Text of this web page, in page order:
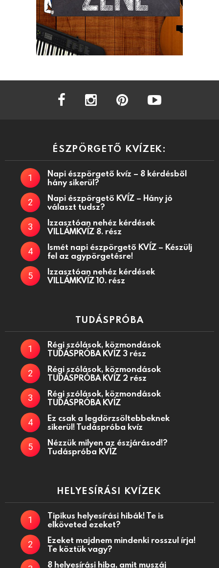
facebook instagram
ÉSZPÖRGETŐ KVÍZEK:
Napi észpörgető kvíz – 8 kérdésből
hány sikerül?
Napi észpörgető KVÍZ – Hány jó
választ tudsz?
Izzasztóan nehéz kérdések
VILLÁMKVÍZ 8. rész
Ismét napi észpörgető KVÍZ – Készülj
fel az agypörgetésre!
Izzasztóan nehéz kérdések
VILLÁMKVÍZ 10. rész
TUDÁSPRÓBA
Régi szólások, közmondások
TUDÁSPRÓBA KVÍZ 3 rész
Régi szólások, közmondások
TUDÁSPRÓBA KVÍZ 2 rész
Régi szólások, közmondások
TUDÁSPRÓBA KVÍZ
Ez csak a legdörzsöltebbeknek
sikerül! Tudáspróba kvíz
Nézzük milyen az észjárásod!?
Tudáspróba KVÍZ
HELYESÍRÁSI KVÍZEK
Tipikus helyesírási hibák! Te is
elköveted ezeket?
Ezeket majdnem mindenki rosszul írja!
Te köztük vagy?
8 helyesírási hiba, amit muszáj